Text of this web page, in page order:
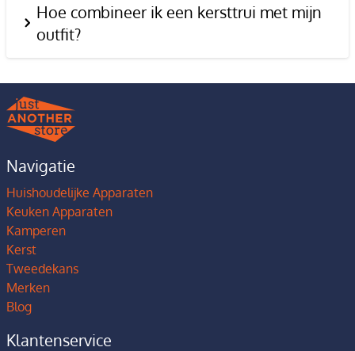
Hoe combineer ik een kersttrui met mijn
outfit?
Navigatie
Huishoudelijke Apparaten
Keuken Apparaten
Kamperen
Kerst
Tweedekans
Merken
Blog
Klantenservice